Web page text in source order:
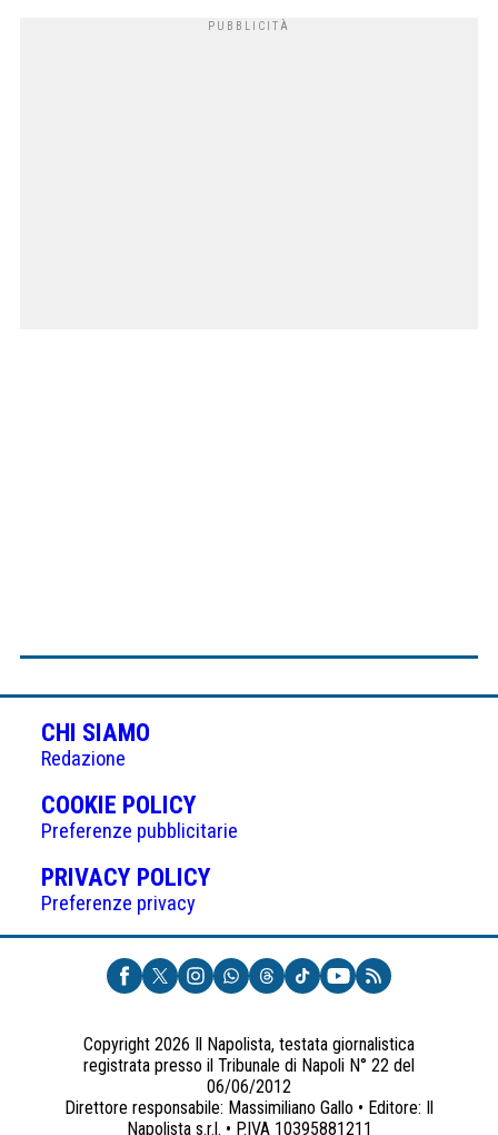
CHI SIAMO
Redazione
COOKIE POLICY(APRE
IN
UNA
NUOVA
Preferenze pubblicitarie
PRIVACY POLICY(APRE
UNA
NUOVA
SCHEDA)
Preferenze privacy
Copyright 2026 Il Napolista, testata giornalistica
registrata presso il Tribunale di Napoli N° 22 del
06/06/2012
Direttore responsabile: Massimiliano Gallo • Editore: Il
Napolista s.r.l. • P.IVA 10395881211